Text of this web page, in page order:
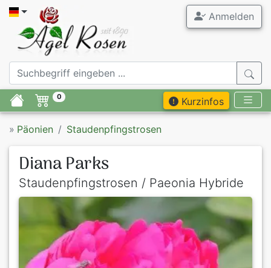
Anmelden
0 Kurzinfos
» Päonien Staudenpfingstrosen
Diana Parks
Staudenpfingstrosen / Paeonia Hybride